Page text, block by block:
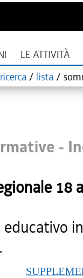
LE ATTIVITÀ
ricerca / lista /
-
18